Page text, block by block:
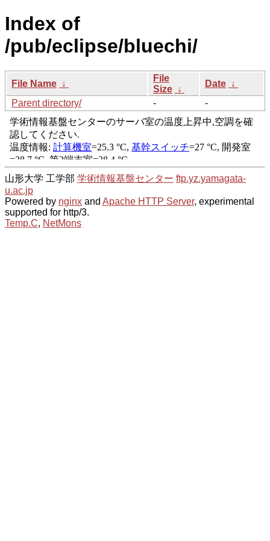
Index of
/pub/eclipse/bluechi/
File Name ↓
File
Size ↓
Date ↓
Parent directory/
- -
山形大学 工学部 学術情報基盤センター ftp.yz.yamagata-
u.ac.jp
Powered by nginx and Apache HTTP Server, experimental
supported for http/3.
Temp.C, NetMons